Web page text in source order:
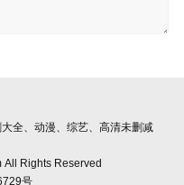
全、动漫、综艺、高清未删减
Rights Reserved
号